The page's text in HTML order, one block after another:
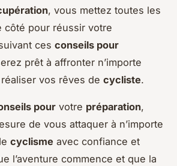
, vous mettez toutes les
côté pour réussir votre
ces conseils pour
prêt à affronter n’importe
vos rêves de cycliste.
pour votre préparation,
de vous attaquer à n’importe
cyclisme avec confiance et
l’aventure commence et que la